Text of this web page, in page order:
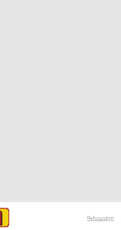
Գլխավոր